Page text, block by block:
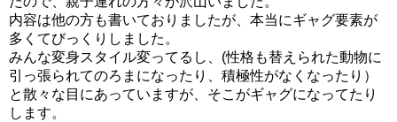
内容は他の方も書いておりましたが、本当にギャグ要素が
多くてびっくりしました。
みんな変身スタイル変ってるし、(性格も替えられた動物に
引っ張られてのろまになったり、積極性がなくなったり）
と散々な目にあっていますが、そこがギャグになってたり
します。